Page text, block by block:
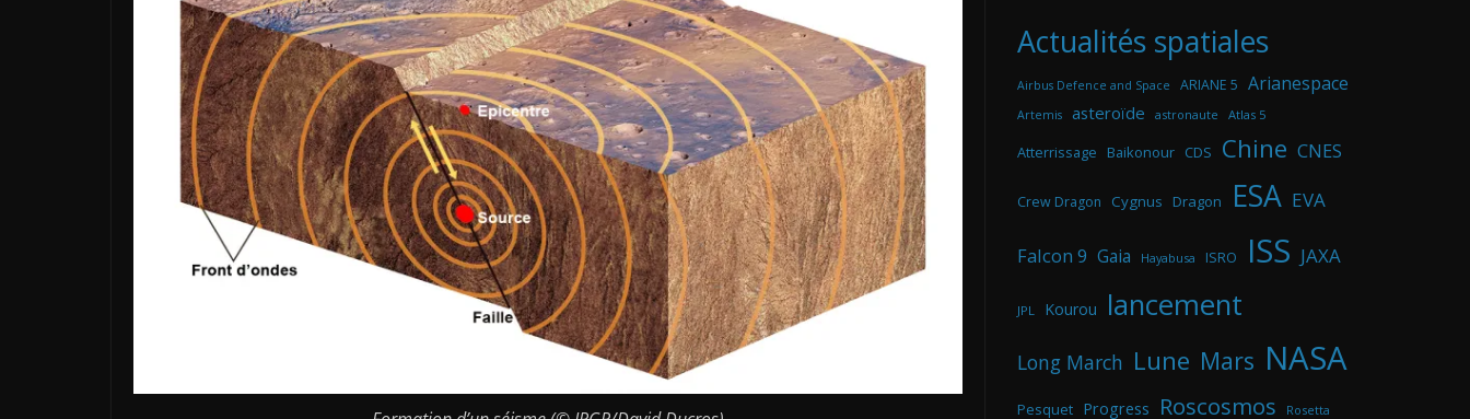
Actualités spatiales
Airbus Defence and Space ARIANE 5 Arianespace
Artemis asteroïde astronaute Atlas 5
Atterrissage Baikonour CDS Chine CNES
Crew Dragon Cygnus Dragon ESA EVA
Falcon 9 Gaia Hayabusa ISRO ISS JAXA
JPL Kourou lancement
Long March Lune Mars NASA
Pesquet Progress Roscosmos Rosetta